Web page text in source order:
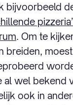
bijvoorbeeld
. Om te
breiden,
al wel bekend
ook in